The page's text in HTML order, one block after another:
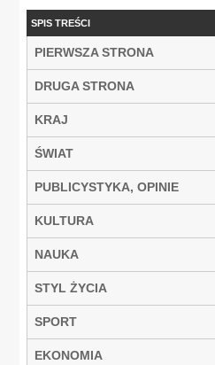
SPIS TREŚCI
PIERWSZA STRONA
DRUGA STRONA
KRAJ
ŚWIAT
PUBLICYSTYKA, OPINIE
KULTURA
NAUKA
STYL ŻYCIA
SPORT
EKONOMIA